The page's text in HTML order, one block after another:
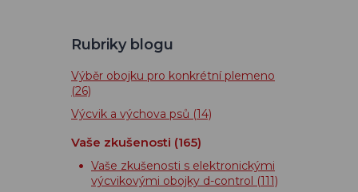
Rubriky blogu
Výběr obojku pro konkrétní plemeno
(26)
Výcvik a výchova psů (14)
Vaše zkušenosti (165)
Vaše zkušenosti s elektronickými
výcvikovými obojky d-control (111)